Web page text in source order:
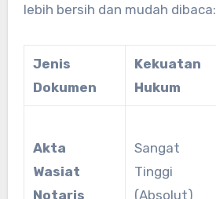
lebih bersih dan mudah dibaca:
Jenis
Dokumen
Kekuatan
Hukum
Akta
Wasiat
Notaris
Sangat
Tinggi
(Absolut)